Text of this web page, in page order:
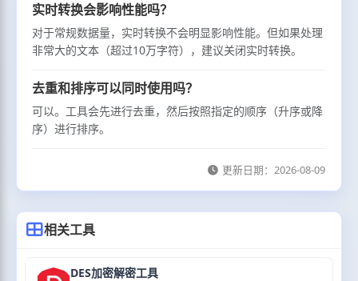
实时转换会影响性能吗？
对于常规数据量，实时转换不会明显影响性能。但如果处理
非常大的文本（超过10万字符），建议关闭实时转换。
去重和排序可以同时使用吗？
可以。工具会先进行去重，然后按照指定的顺序（升序或降
序）进行排序。
更新日期： 2026-08-09
相关工具
DES加密解密工具